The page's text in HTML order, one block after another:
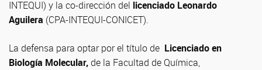
INTEQUI) y la co-dirección del licenciado Leonardo
Aguilera (CPA-INTEQUI-CONICET).
La defensa para optar por el título de Licenciado en
Biología Molecular,de la Facultad de Química,